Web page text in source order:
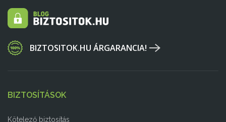
BIZTOSITOK.HU ÁRGARANCIA!
BIZTOSÍTÁSOK
Kötelező biztosítás